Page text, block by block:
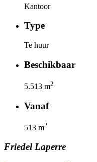
Kantoor
Type
Te huur
Beschikbaar
5.513 m2
Vanaf
513 m2
Friedel Laperre